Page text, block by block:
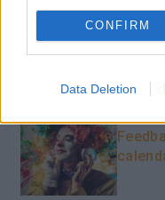
CONFIRM
Data Deletion